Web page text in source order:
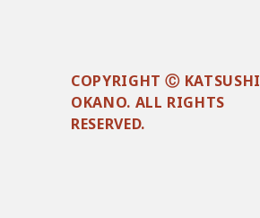
COPYRIGHT Ⓒ KATSUSHI
OKANO. ALL RIGHTS
RESERVED.